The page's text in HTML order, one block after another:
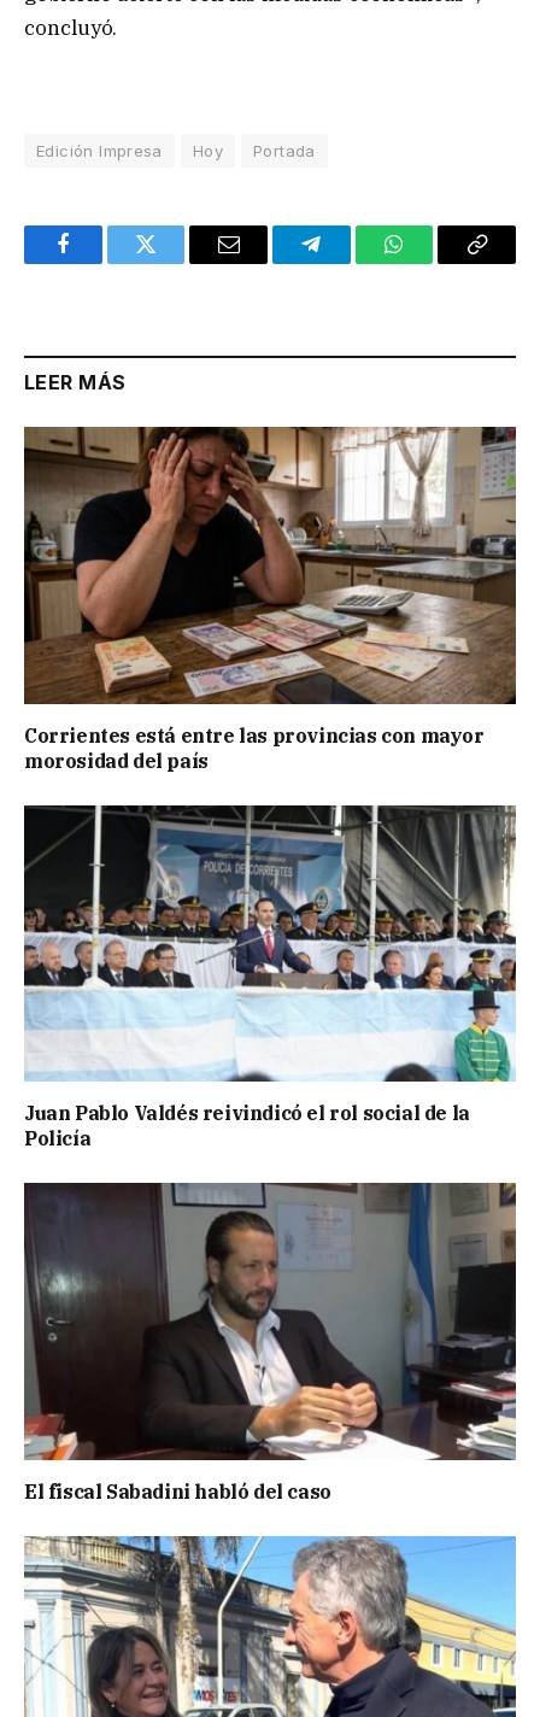
concluyó.
Edición Impresa Hoy Portada
FacebookTwitter Email TelegramWhatsAppCopy
LEER MÁS
Corrientes está entre las provincias con mayor
morosidad del país
Juan Pablo Valdés reivindicó el rol social de la
Policía
El fiscal Sabadini habló del caso